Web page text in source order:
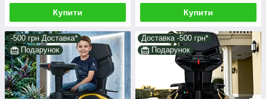
Купити Купити
-500 грн Доставка*
Подарунок
Доставка -500 грн*
Подарунок